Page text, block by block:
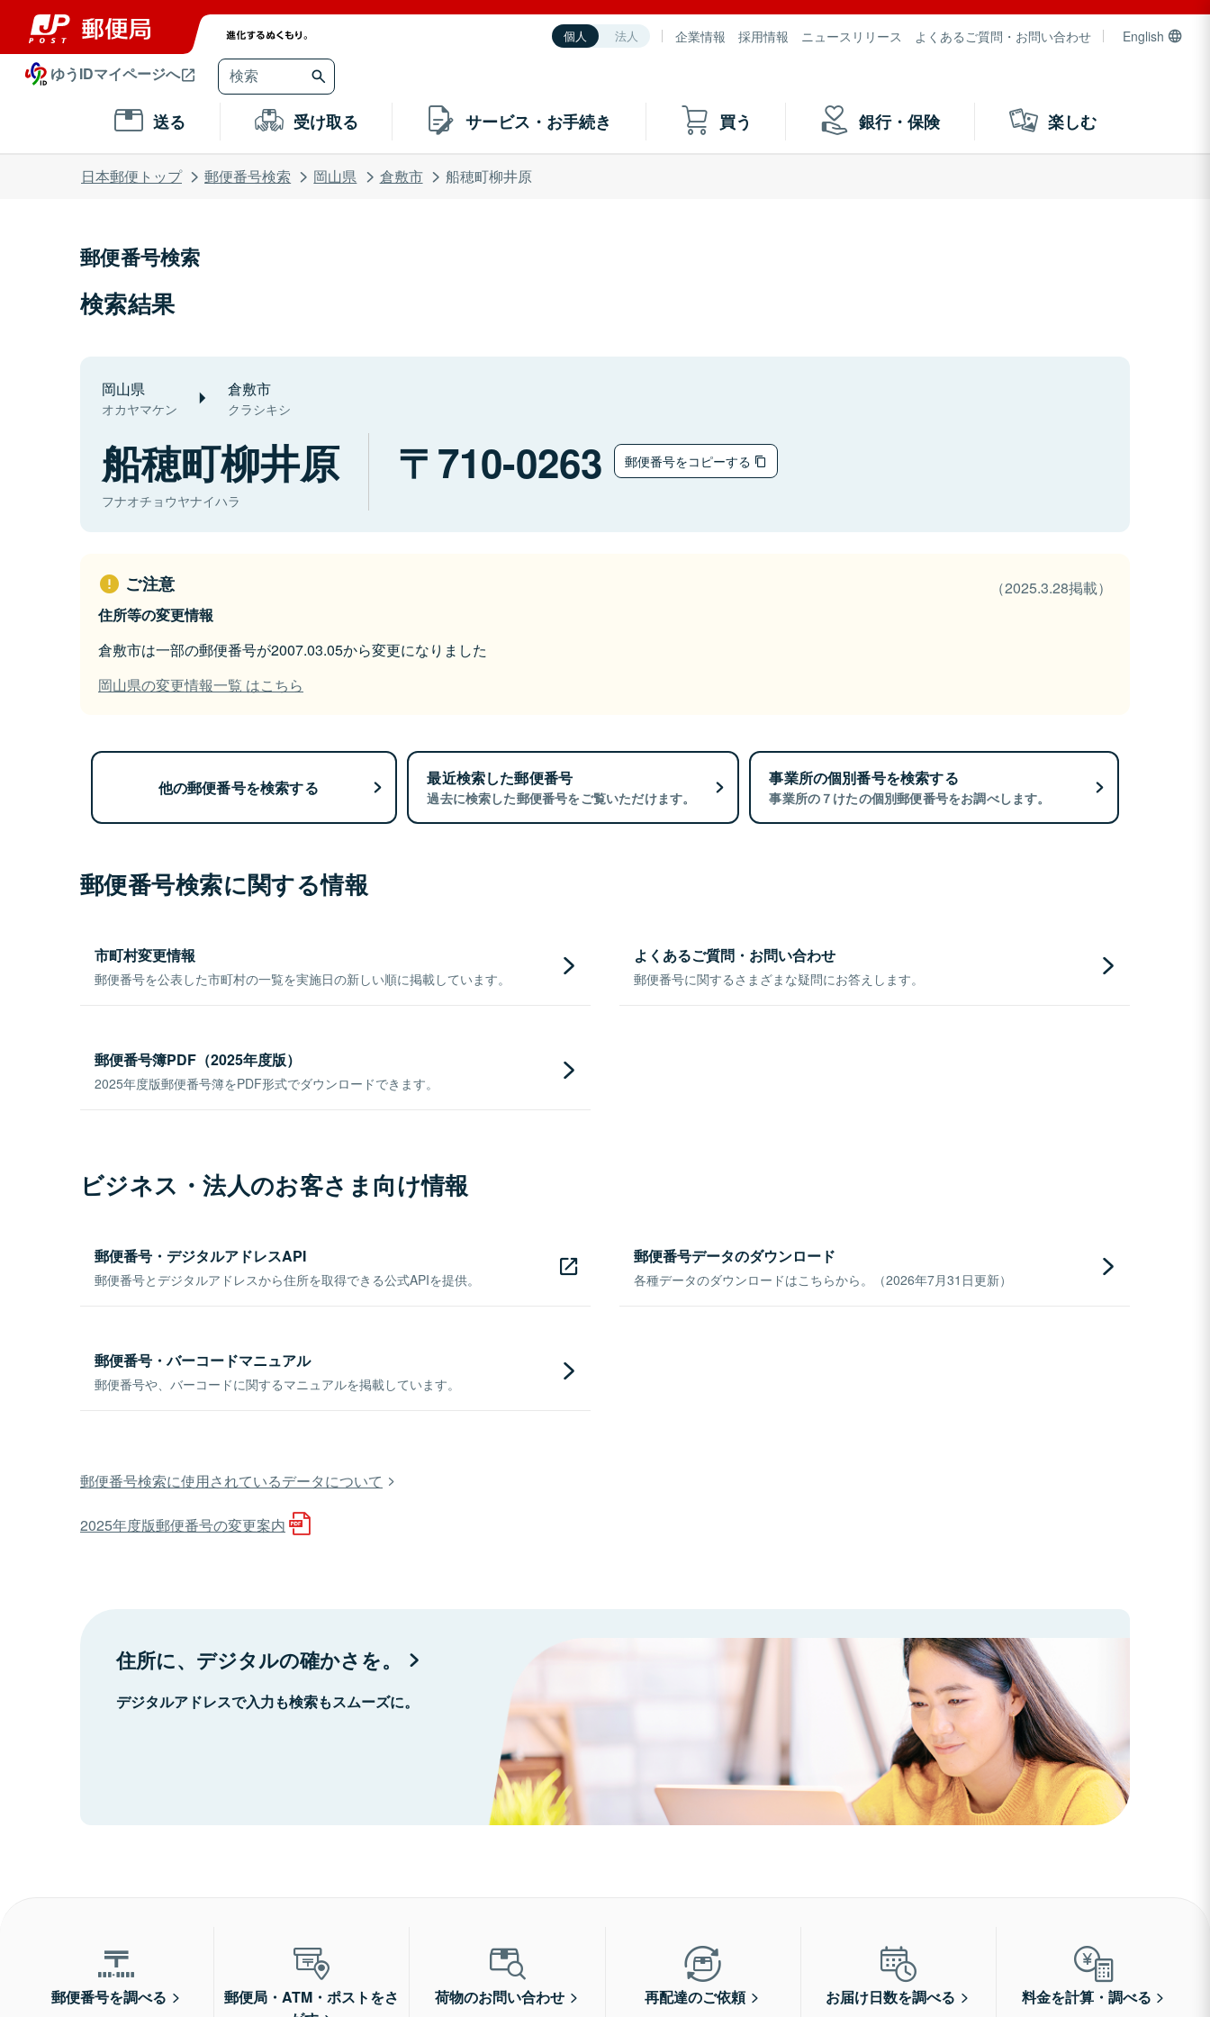
個人 法人 企業情報 採用情報 ニュースリリース よくあるご質問・お問い合わせ English
ゆうIDマイページへ
送る 受け取る サービス・お手続き 買う 銀行・保険 楽しむ
日本郵便トップ 郵便番号検索 岡山県 倉敷市 船穂町柳井原
郵便番号検索
検索結果
岡山県
オカヤマケン
倉敷市
クラシキシ
船穂町柳井原
フナオチョウヤナイハラ
710-0263 郵便番号をコピーする
ご注意
（2025.3.28掲載）
住所等の変更情報
倉敷市は一部の郵便番号が2007.03.05から変更になりました
岡山県の変更情報一覧 はこちら
他の郵便番号を検索する 最近検索した郵便番号
過去に検索した郵便番号をご覧いただけます。
事業所の個別番号を検索する
事業所の７けたの個別郵便番号をお調べします。
郵便番号検索に関する情報
市町村変更情報
郵便番号を公表した市町村の一覧を実施日の新しい順に掲載しています。
よくあるご質問・お問い合わせ
郵便番号に関するさまざまな疑問にお答えします。
郵便番号簿PDF（2025年度版）
2025年度版郵便番号簿をPDF形式でダウンロードできます。
ビジネス・法人のお客さま向け情報
郵便番号・デジタルアドレスAPI
郵便番号とデジタルアドレスから住所を取得できる公式APIを提供。
郵便番号データのダウンロード
各種データのダウンロードはこちらから。（2026年7月31日更新）
郵便番号・バーコードマニュアル
郵便番号や、バーコードに関するマニュアルを掲載しています。
郵便番号検索に使用されているデータについて
2025年度版郵便番号の変更案内
住所に、デジタルの確かさを。
デジタルアドレスで入力も検索もスムーズに。
郵便番号を調べる
郵便局・ATM・ポストをさ
荷物のお問い合わせ 再配達のご依頼 お届け日数を調べる 料金を計算・調べる